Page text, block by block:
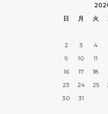
日
月 火
2
3 4
9
10 11
16
17 18
23
24 25
30
31